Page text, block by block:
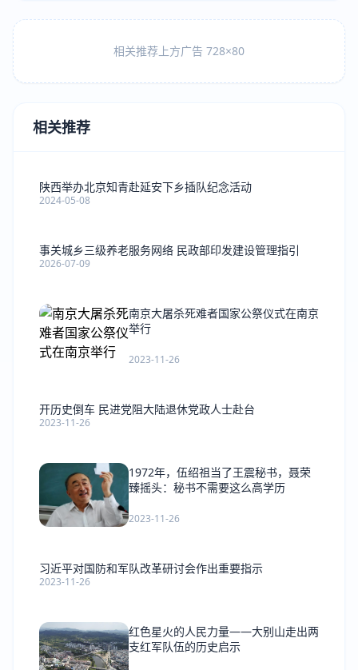
相关推荐上方广告 728×80
相关推荐
陕西举办北京知青赴延安下乡插队纪念活动
2024-05-08
事关城乡三级养老服务网络 民政部印发建设管理指引
2026-07-09
南京大屠杀死难者国家公祭仪式在南京
举行
2023-11-26
开历史倒车 民进党阻大陆退休党政人士赴台
2023-11-26
1972年，伍绍祖当了王震秘书，聂荣
臻摇头：秘书不需要这么高学历
2023-11-26
习近平对国防和军队改革研讨会作出重要指示
2023-11-26
红色星火的人民力量——大别山走出两
支红军队伍的历史启示